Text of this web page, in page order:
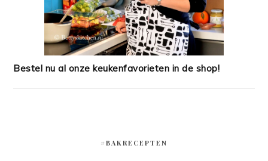
Bestel nu al onze keukenfavorieten in de shop!
#BAKRECEPTEN